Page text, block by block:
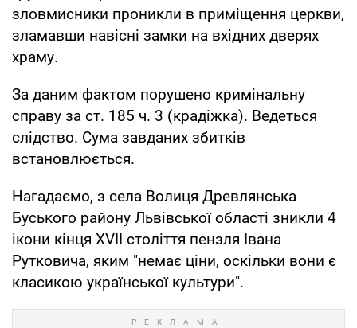
зловмисники проникли в приміщення церкви,
зламавши навісні замки на вхідних дверях
храму.
За даним фактом порушено кримінальну
справу за ст. 185 ч. 3 (крадіжка). Ведеться
слідство. Сума завданих збитків
встановлюється.
Нагадаємо, з села Волиця Древлянська
Буського району Львівської області зникли 4
ікони кінця XVII століття пензля Івана
Рутковича, яким "немає ціни, оскільки вони є
класикою української культури".